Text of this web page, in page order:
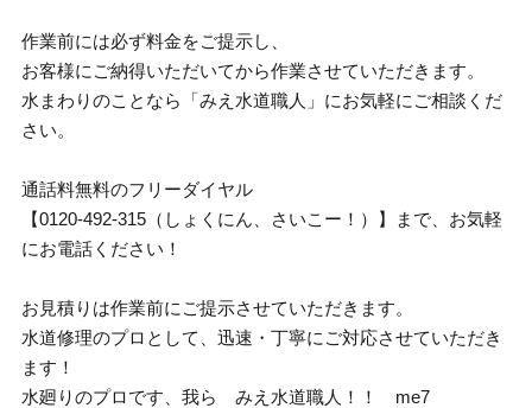
作業前には必ず料金をご提示し、
お客様にご納得いただいてから作業させていただきます。
水まわりのことなら「みえ水道職人」にお気軽にご相談くだ
さい。
通話料無料のフリーダイヤル
【0120-492-315（しょくにん、さいこー！）】まで、お気軽
にお電話ください！
お見積りは作業前にご提示させていただきます。
水道修理のプロとして、迅速・丁寧にご対応させていただき
ます！
水廻りのプロです、我ら みえ水道職人！！ me7